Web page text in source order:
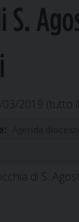
S.
2019 (tutto
di S.